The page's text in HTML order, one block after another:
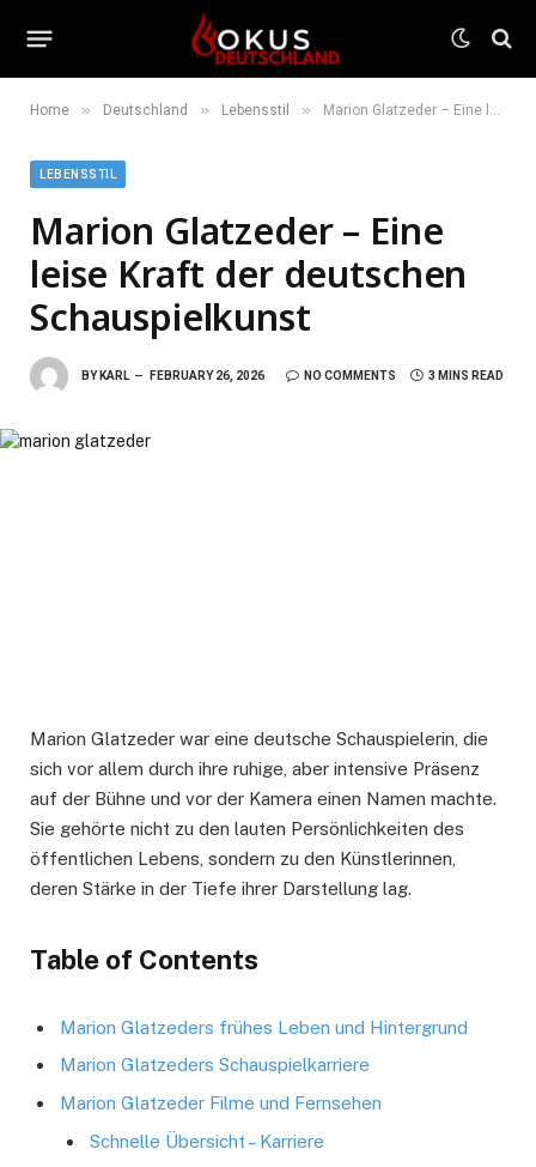
Home » Deutschland » Lebensstil » Marion Glatzeder – Eine leise Kraft der deutschen Schauspielkunst
LEBENSSTIL
Marion Glatzeder – Eine
leise Kraft der deutschen
Schauspielkunst
BY KARL FEBRUARY 26, 2026 NO COMMENTS 3 MINS READ
Marion Glatzeder war eine deutsche Schauspielerin, die
sich vor allem durch ihre ruhige, aber intensive Präsenz
auf der Bühne und vor der Kamera einen Namen machte.
Sie gehörte nicht zu den lauten Persönlichkeiten des
öffentlichen Lebens, sondern zu den Künstlerinnen,
deren Stärke in der Tiefe ihrer Darstellung lag.
Table of Contents
Marion Glatzeders frühes Leben und Hintergrund
Marion Glatzeders Schauspielkarriere
Marion Glatzeder Filme und Fernsehen
Schnelle Übersicht – Karriere